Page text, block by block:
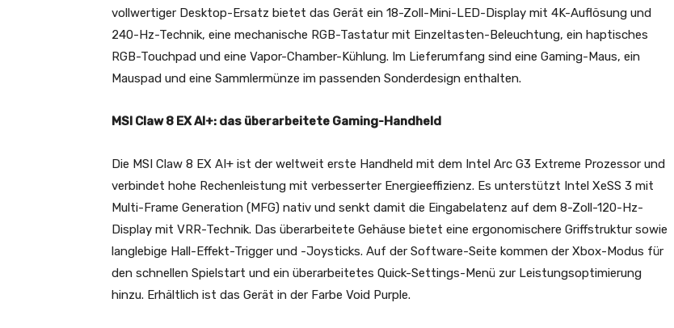
vollwertiger Desktop-Ersatz bietet das Gerät ein 18-Zoll-Mini-LED-Display mit 4K-Auflösung und
240-Hz-Technik, eine mechanische RGB-Tastatur mit Einzeltasten-Beleuchtung, ein haptisches
RGB-Touchpad und eine Vapor-Chamber-Kühlung. Im Lieferumfang sind eine Gaming-Maus, ein
Mauspad und eine Sammlermünze im passenden Sonderdesign enthalten.
MSI Claw 8 EX AI+: das überarbeitete Gaming-Handheld
Die MSI Claw 8 EX AI+ ist der weltweit erste Handheld mit dem Intel Arc G3 Extreme Prozessor und
verbindet hohe Rechenleistung mit verbesserter Energieeffizienz. Es unterstützt Intel XeSS 3 mit
Multi-Frame Generation (MFG) nativ und senkt damit die Eingabelatenz auf dem 8-Zoll-120-Hz-
Display mit VRR-Technik. Das überarbeitete Gehäuse bietet eine ergonomischere Griffstruktur sowie
langlebige Hall-Effekt-Trigger und -Joysticks. Auf der Software-Seite kommen der Xbox-Modus für
den schnellen Spielstart und ein überarbeitetes Quick-Settings-Menü zur Leistungsoptimierung
hinzu. Erhältlich ist das Gerät in der Farbe Void Purple.